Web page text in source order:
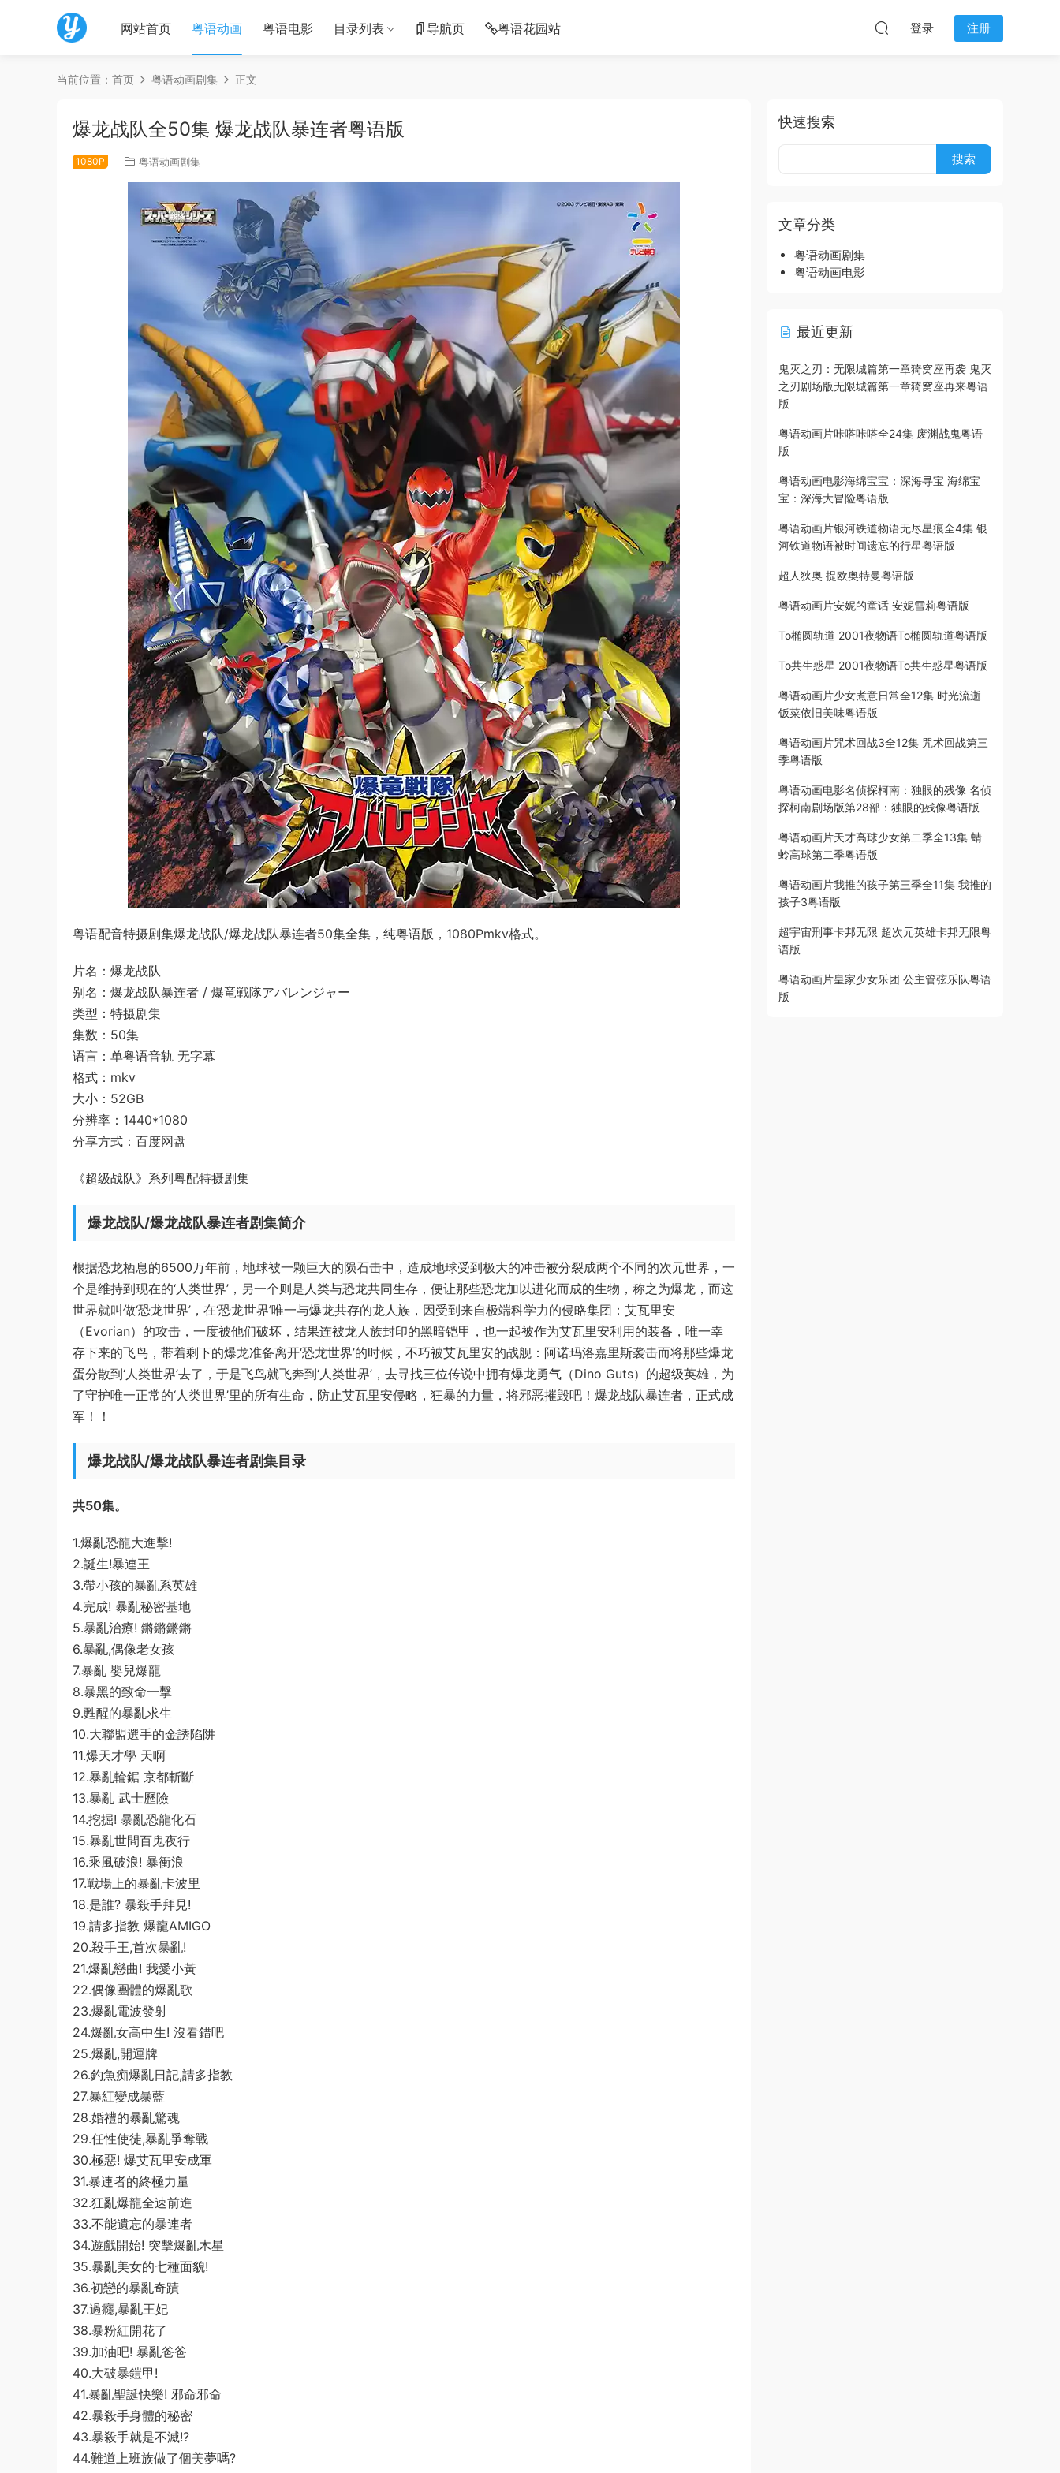
网站首页 粤语动画 粤语电影 目录列表 导航页 粤语花园站 登录 注册
当前位置： 首页 粤语动画剧集 正文
爆龙战队全50集 爆龙战队暴连者粤语版
1080P 粤语动画剧集
粤语配音特摄剧集爆龙战队/爆龙战队暴连者50集全集，纯粤语版，1080Pmkv格式。
片名：爆龙战队
别名：爆龙战队暴连者 / 爆竜戦隊アバレンジャー
类型：特摄剧集
集数：50集
语言：单粤语音轨 无字幕
格式：mkv
大小：52GB
分辨率：1440*1080
分享方式：百度网盘
《超级战队》系列粤配特摄剧集
爆龙战队/爆龙战队暴连者剧集简介
根据恐龙栖息的6500万年前，地球被一颗巨大的陨石击中，造成地球受到极大的冲击被分裂成两个不同的次元世界，一
个是维持到现在的‘人类世界’，另一个则是人类与恐龙共同生存，便让那些恐龙加以进化而成的生物，称之为爆龙，而这
世界就叫做‘恐龙世界’，在‘恐龙世界’唯一与爆龙共存的龙人族，因受到来自极端科学力的侵略集团：艾瓦里安
（Evorian）的攻击，一度被他们破坏，结果连被龙人族封印的黑暗铠甲，也一起被作为艾瓦里安利用的装备，唯一幸
存下来的飞鸟，带着剩下的爆龙准备离开‘恐龙世界’的时候，不巧被艾瓦里安的战舰：阿诺玛洛嘉里斯袭击而将那些爆龙
蛋分散到‘人类世界’去了，于是飞鸟就飞奔到‘人类世界’，去寻找三位传说中拥有爆龙勇气（Dino Guts）的超级英雄，为
了守护唯一正常的‘人类世界’里的所有生命，防止艾瓦里安侵略，狂暴的力量，将邪恶摧毁吧！爆龙战队暴连者，正式成
军！！
爆龙战队/爆龙战队暴连者剧集目录
共50集。
1.爆亂恐龍大進擊!
2.誕生!暴連王
3.帶小孩的暴亂系英雄
4.完成! 暴亂秘密基地
5.暴亂治療! 鏘鏘鏘鏘
6.暴亂,偶像老女孩
7.暴亂 嬰兒爆龍
8.暴黑的致命一擊
9.甦醒的暴亂求生
10.大聯盟選手的金誘陷阱
11.爆天才學 天啊
12.暴亂輪鋸 京都斬斷
13.暴亂 武士歷險
14.挖掘! 暴亂恐龍化石
15.暴亂世間百鬼夜行
16.乘風破浪! 暴衝浪
17.戰場上的暴亂卡波里
18.是誰? 暴殺手拜見!
19.請多指教 爆龍AMIGO
20.殺手王,首次暴亂!
21.爆亂戀曲! 我愛小黃
22.偶像團體的爆亂歌
23.爆亂電波發射
24.爆亂女高中生! 沒看錯吧
25.爆亂,開運牌
26.釣魚痴爆亂日記,請多指教
27.暴紅變成暴藍
28.婚禮的暴亂驚魂
29.任性使徒,暴亂爭奪戰
30.極惡! 爆艾瓦里安成軍
31.暴連者的終極力量
32.狂亂爆龍全速前進
33.不能遺忘的暴連者
34.遊戲開始! 突擊爆亂木星
35.暴亂美女的七種面貌!
36.初戀的暴亂奇蹟
37.過癮,暴亂王妃
38.暴粉紅開花了
39.加油吧! 暴亂爸爸
40.大破暴鎧甲!
41.暴亂聖誕快樂! 邪命邪命
42.暴殺手身體的秘密
43.暴殺手就是不滅!?
44.難道上班族做了個美夢嗎?
快速搜索
文章分类
粤语动画剧集
粤语动画电影
最近更新
鬼灭之刃：无限城篇第一章猗窝座再袭 鬼灭
之刃剧场版无限城篇第一章猗窝座再来粤语
版
粤语动画片咔嗒咔嗒全24集 废渊战鬼粤语
版
粤语动画电影海绵宝宝：深海寻宝 海绵宝
宝：深海大冒险粤语版
粤语动画片银河铁道物语无尽星痕全4集 银
河铁道物语被时间遗忘的行星粤语版
超人狄奥 提欧奥特曼粤语版
粤语动画片安妮的童话 安妮雪莉粤语版
To椭圆轨道 2001夜物语To椭圆轨道粤语版
To共生惑星 2001夜物语To共生惑星粤语版
粤语动画片少女煮意日常全12集 时光流逝
饭菜依旧美味粤语版
粤语动画片咒术回战3全12集 咒术回战第三
季粤语版
粤语动画电影名侦探柯南：独眼的残像 名侦
探柯南剧场版第28部：独眼的残像粤语版
粤语动画片天才高球少女第二季全13集 蜻
蛉高球第二季粤语版
粤语动画片我推的孩子第三季全11集 我推的
孩子3粤语版
超宇宙刑事卡邦无限 超次元英雄卡邦无限粤
语版
粤语动画片皇家少女乐团 公主管弦乐队粤语
版